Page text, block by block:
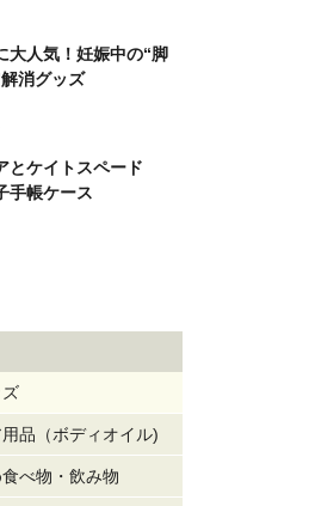
大人気！妊娠中の“脚
消グッズ
とケイトスペード
手帳ケース
品（ボディオイル)
べ物・飲み物